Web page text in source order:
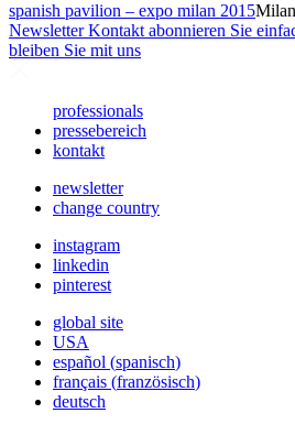
spanish pavilion – expo milan 2015
Newsletter Kontakt abonnieren Sie
bleiben Sie mit uns
professionals
pressebereich
kontakt
newsletter
change country
instagram
linkedin
pinterest
global site
USA
español (spanisch)
français (französisch)
deutsch